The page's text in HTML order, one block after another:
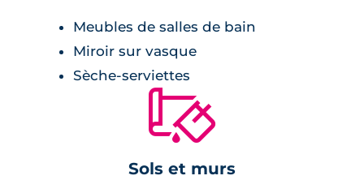
Salle de bains :
meuble vasque avec miroir et appliques
cabine de douche ou baignoire,
Meubles de salles de bain
Miroir sur vasque
Sèche-serviettes
🔨
Sols et murs